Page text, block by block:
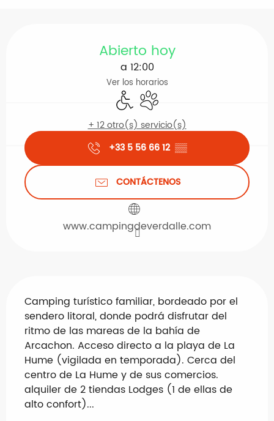
Abierto hoy
a 12:00
Ver los horarios
Acceso para minusválidos
Se aceptan animales
+ 12 otro(s) servicio(s)
+33 5 56 66 12 ▒▒
CONTÁCTENOS
www.campingdeverdalle.com
Camping turístico familiar, bordeado por el
sendero litoral, donde podrá disfrutar del
ritmo de las mareas de la bahía de
Arcachon. Acceso directo a la playa de La
Hume (vigilada en temporada). Cerca del
centro de La Hume y de sus comercios.
alquiler de 2 tiendas Lodges (1 de ellas de
alto confort)...